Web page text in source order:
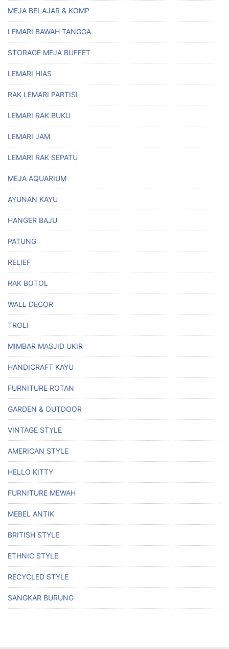
MEJA BELAJAR & KOMP
LEMARI BAWAH TANGGA
STORAGE MEJA BUFFET
LEMARI HIAS
RAK LEMARI PARTISI
LEMARI RAK BUKU
LEMARI JAM
LEMARI RAK SEPATU
MEJA AQUARIUM
AYUNAN KAYU
HANGER BAJU
PATUNG
RELIEF
RAK BOTOL
WALL DECOR
TROLI
MIMBAR MASJID UKIR
HANDICRAFT KAYU
FURNITURE ROTAN
GARDEN & OUTDOOR
VINTAGE STYLE
AMERICAN STYLE
HELLO KITTY
FURNITURE MEWAH
MEBEL ANTIK
BRITISH STYLE
ETHNIC STYLE
RECYCLED STYLE
SANGKAR BURUNG